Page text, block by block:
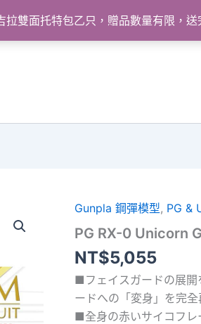
拉雙面托特包乙只，贈品數量有限，
Gunpla 鋼彈模型, PG &
PG RX-0 Unicorn
NT$5,055
■フェイスガードの展開
ードへの「変身」を完
■全身の赤いサイコフレ